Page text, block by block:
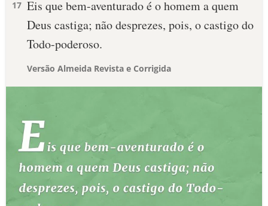
17 Eis que bem-aventurado é o homem a quem
Deus castiga; não desprezes, pois, o castigo do
Todo-poderoso.
Versão Almeida Revista e Corrigida